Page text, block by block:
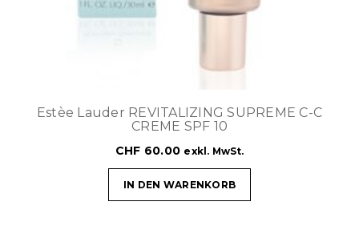
Estèe Lauder REVITALIZING SUPREME C-C
CREME SPF 10
CHF 60.00 exkl. MwSt.
IN DEN WARENKORB